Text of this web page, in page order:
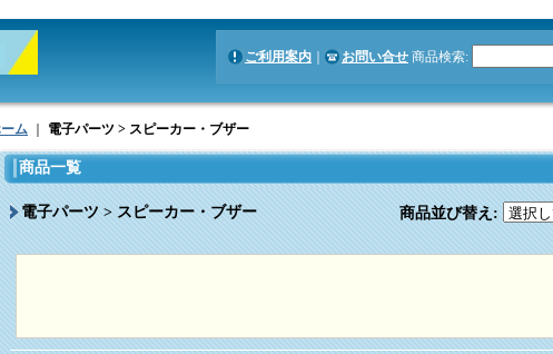
ご利用案内 お問い合せ 商品検索:
ム 電子パーツ > スピーカー・ブザー
商品一覧
電子パーツ > スピーカー・ブザー 商品並び替え :